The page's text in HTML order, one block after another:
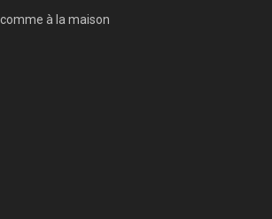
à la maison